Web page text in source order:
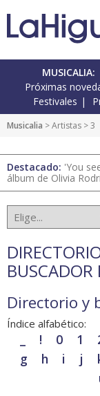
MUSICALIA:
Próximas
Festivales
Musicalia >Artistas > 3
Destacado: 'You
álbum de Olivia
BUSCADOR
Directorio y
Índice alfabético:
! 0 1
g
h i j